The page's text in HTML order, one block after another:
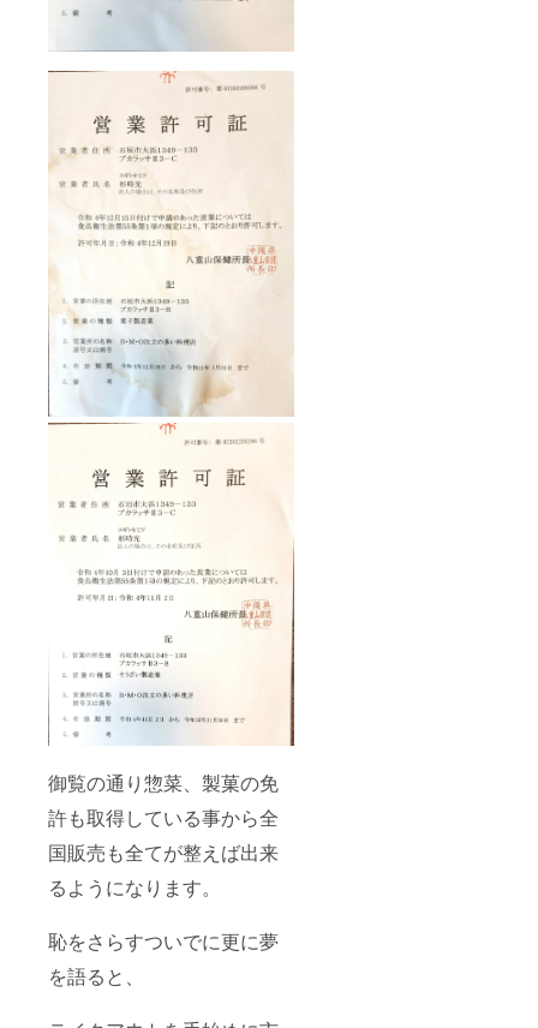
御覧の通り惣菜、製菓の免
許も取得している事から全
国販売も全てが整えば出来
るようになります。
恥をさらすついでに更に夢
を語ると、